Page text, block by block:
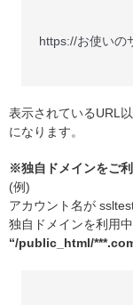
https://お使いの
表示されているURL
になります。
※独自ドメインをご
(例)
アカウント名が
独自ドメインを利用
“/public_html/